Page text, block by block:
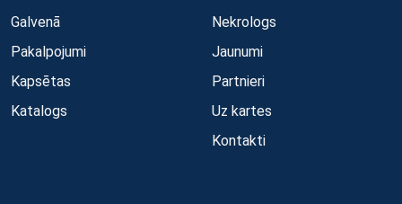
Galvenā
Pakalpojumi
Kapsētas
Katalogs
Nekrologs
Jaunumi
Partnieri
Uz kartes
Kontakti